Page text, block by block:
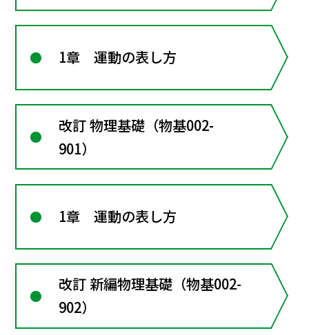
1章 運動の表し方
改訂 物理基礎（物基002-
901）
1章 運動の表し方
改訂 新編物理基礎（物基002-
902）